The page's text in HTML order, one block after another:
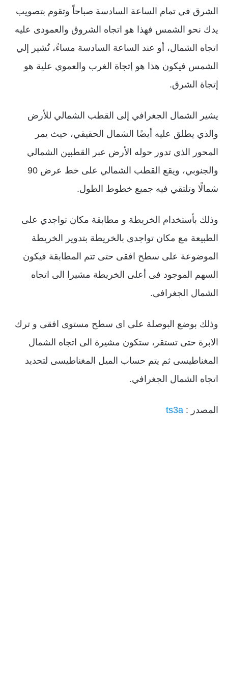
الشرق في تمام الساعة السادسة صباحاً وتقوم بتصويب
يدك نحو الشمس فهذا هو اتجاه الشروق والعمودى عليه
اتجاه الشمال، أو عند الساعة السادسة مساءً، تُشير إلي
الشمس فيكون هذا هو إتجاة الغرب والعموي علية هو
إتجاة الشرق.
يشير الشمال الجغرافي إلى القطب الشمالي للأرض
والذي يطلق عليه أيضًا الشمال الحقيقي، حيث يمر
المحور الذي تدور حوله الأرض عبر القطبين الشمالي
والجنوبي، ويقع القطب الشمالي على خط عرض 90
شمالًا وتلتقي فيه جميع خطوط الطول.
وذلك بأستخدام الخريطة و مطابقة مكان تواجدي على
الطبيعة مع مكان تواجدى بالخريطة بتدوير الخريطة
الموضوعة على سطح افقى حتى تتم المطابقة فيكون
السهم الموجود فى أعلى الخريطة مشيرا الى اتجاه
الشمال الجغرافى.
وذلك بوضع البوصلة على اى سطح مستوى افقى و ترك
الابرة حتى تستقر، ستكون مشيرة الى اتجاه الشمال
المغناطيسى ثم يتم حساب الميل المغناطيسى لتحديد
اتجاه الشمال الجغرافي.
المصدر : ts3a